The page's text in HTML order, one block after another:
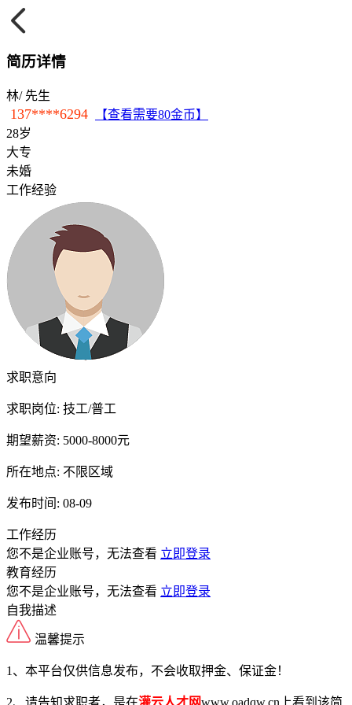
简历详情
林/ 先生
137****6294
【查看需要80金币】
28岁
大专
未婚
工作经验
求职意向
求职岗位: 技工/普工
期望薪资: 5000-8000元
所在地点: 不限区域
发布时间: 08-09
工作经历
您不是企业账号，无法查看 立即登录
教育经历
您不是企业账号，无法查看 立即登录
自我描述
温馨提示
1、本平台仅供信息发布，不会收取押金、保证金！